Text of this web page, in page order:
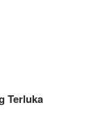
Terluka